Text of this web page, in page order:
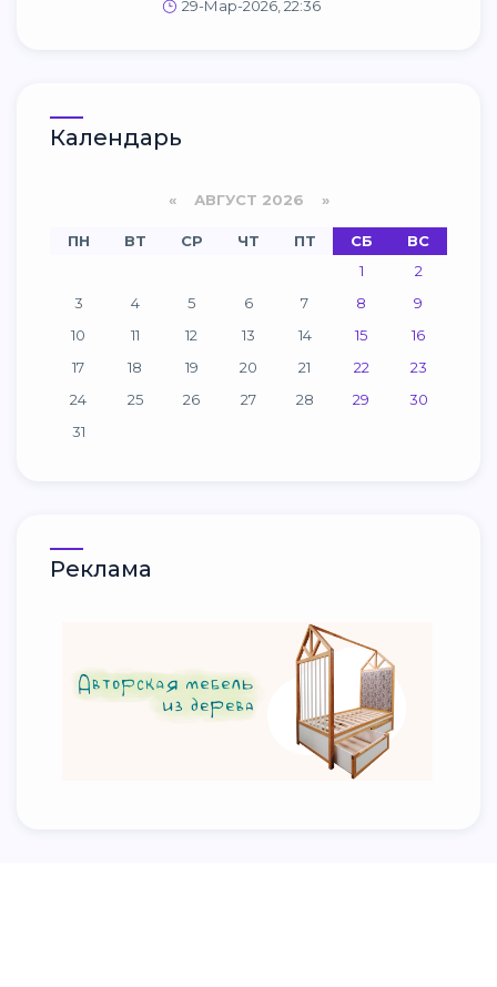
29-Мар-2026, 22:36
Календарь
«АВГУСТ 2026 »
ПН ВТ СР ЧТ ПТ СБ
ВС
1
2
3
4 5 6 7 8
9
10
11 12 13 14 15
16
17
18 19 20 21 22
23
24
25 26 27 28 29
30
31
Реклама